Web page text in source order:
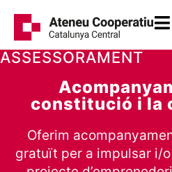
ASSESSORAMENT
constitució i la
Oferim
gratuït per a impulsar i/